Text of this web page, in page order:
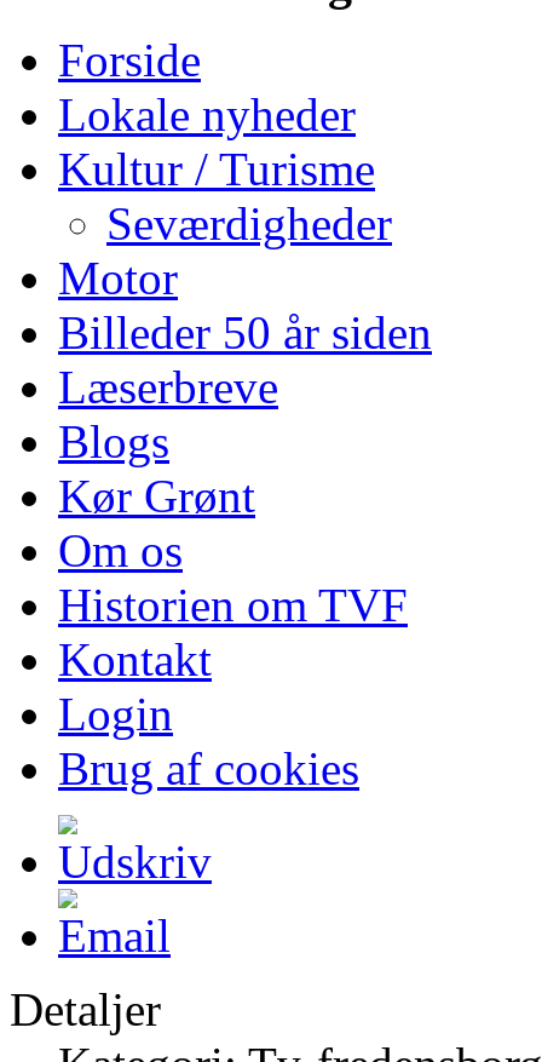
Forside
Lokale nyheder
Kultur / Turisme
Seværdigheder
Motor
Billeder 50 år siden
Læserbreve
Blogs
Kør Grønt
Om os
Historien om TVF
Kontakt
Login
Brug af cookies
Detaljer